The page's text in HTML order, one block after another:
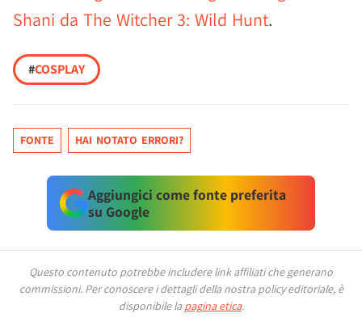
Shani da The Witcher 3: Wild Hunt.
#COSPLAY
FONTE HAI NOTATO ERRORI?
Aggiungici come fonte preferita
su Google
Questo contenuto potrebbe includere link affiliati che generano
commissioni. Per conoscere i dettagli della nostra policy editoriale, è
disponibile la pagina etica.